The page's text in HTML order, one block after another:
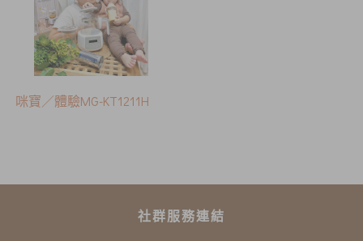
咪寶／體驗MG-KT1211H
社群服務連結